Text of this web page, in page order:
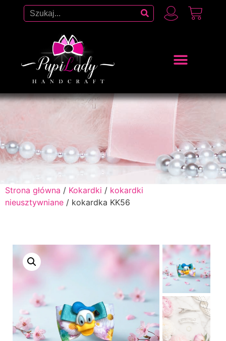
Strona główna / Kokardki / kokardki
nieusztywniane / kokardka KK56